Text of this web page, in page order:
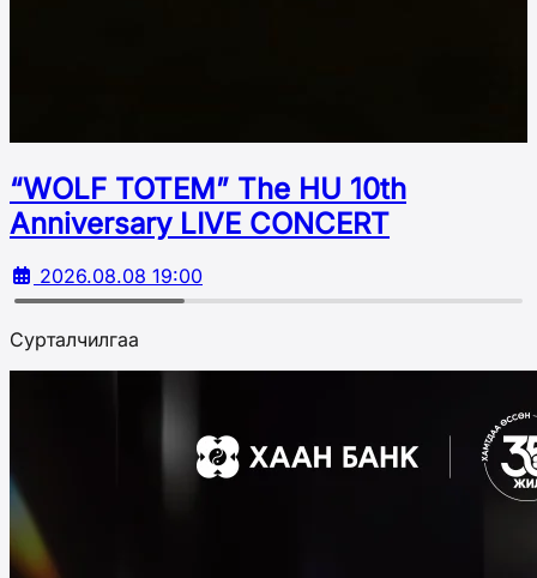
“WOLF TOTEM” The HU 10th
Аnniversary LIVE CONCERT
2026.08.08 19:00
Сурталчилгаа